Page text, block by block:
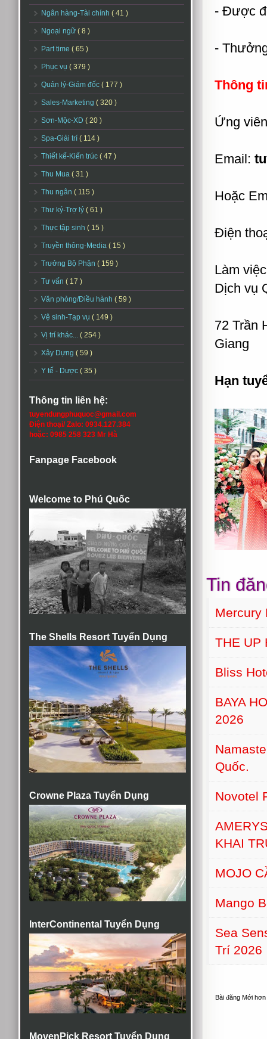
Ngân hàng-Tài chính ( 41 )
Ngoại ngữ ( 8 )
Part time ( 65 )
Phục vụ ( 379 )
Quản lý-Giám đốc ( 177 )
Sales-Marketing ( 320 )
Sơn-Mộc-XD ( 20 )
Spa-Giải trí ( 114 )
Thiết kế-Kiến trúc ( 47 )
Thu Mua ( 31 )
Thu ngân ( 115 )
Thư ký-Trợ lý ( 61 )
Thực tập sinh ( 15 )
Truyền thông-Media ( 15 )
Trưởng Bộ Phận ( 159 )
Tư vấn ( 17 )
Văn phòng/Điều hành ( 59 )
Vệ sinh-Tạp vụ ( 149 )
Vị trí khác... ( 254 )
Xây Dựng ( 59 )
Y tế - Dược ( 35 )
Thông tin liên hệ:
tuyendungphuquoc@gmail.com
Điện thoại/ Zalo: 0934.127.384
hoặc: 0985 258 323 Mr Hà
Fanpage Facebook
Welcome to Phú Quốc
The Shells Resort Tuyển Dụng
Crowne Plaza Tuyển Dụng
InterContinental Tuyển Dụng
MovenPick Resort Tuyển Dụng
- Được
-
Thông
Ứng
Email:
Hoặc
Điện
Làm
Dịch vụ
72 Trần
Giang
Hạn
Tin
Mercury
THE UP
Bliss
BAYA
2026
Quốc.
Novotel
KHAI
MOJO
Mango
Sea
Trí 2026
Bài đăng Mới hơn